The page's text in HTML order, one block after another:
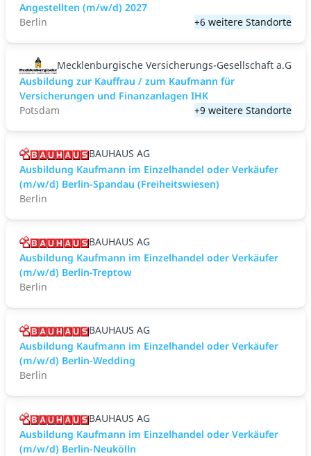
Angestellten (m/w/d) 2027
Berlin
+6 weitere Standorte
Mecklenburgische Versicherungs-Gesellschaft a.G
Ausbildung zur Kauffrau / zum Kaufmann für
Versicherungen und Finanzanlagen IHK
Potsdam
+9 weitere Standorte
BAUHAUS AG
Ausbildung Kaufmann im Einzelhandel oder Verkäufer
(m/w/d) Berlin-Spandau (Freiheitswiesen)
Berlin
BAUHAUS AG
Ausbildung Kaufmann im Einzelhandel oder Verkäufer
(m/w/d) Berlin-Treptow
Berlin
BAUHAUS AG
Ausbildung Kaufmann im Einzelhandel oder Verkäufer
(m/w/d) Berlin-Wedding
Berlin
BAUHAUS AG
Ausbildung Kaufmann im Einzelhandel oder Verkäufer
(m/w/d) Berlin-Neukölln